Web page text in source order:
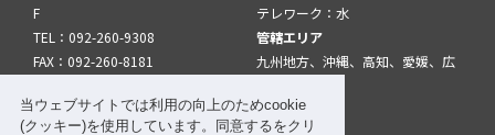
当ウェブサイトでは利用の向上のためcookie
(クッキー)を使用しています。同意するをクリ
F
TEL：092-260-9308
FAX：092-260-8181
テレワーク：水
管轄エリア
九州地方、沖縄、高知、愛媛、広